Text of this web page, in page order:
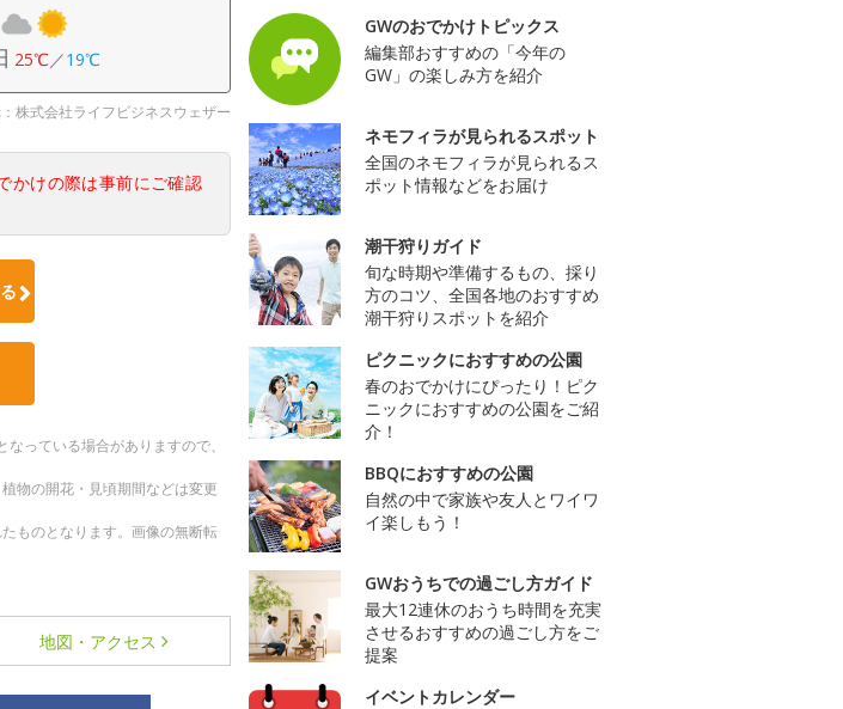
25℃／19℃
株式会社ライフビジネスウェザー
かけの際は事前にご確認
っている場合がありますので、
物の開花・見頃期間などは変更
ものとなります。画像の無断転
地図・アクセス
GWのおでかけトピックス
編集部おすすめの「今年の
GW」の楽しみ方を紹介
ネモフィラが見られるスポット
全国のネモフィラが見られるス
ポット情報などをお届け
潮干狩りガイド
旬な時期や準備するもの、採り
方のコツ、全国各地のおすすめ
潮干狩りスポットを紹介
ピクニックにおすすめの公園
春のおでかけにぴったり！ピク
ニックにおすすめの公園をご紹
介！
BBQにおすすめの公園
自然の中で家族や友人とワイワ
イ楽しもう！
GWおうちでの過ごし方ガイド
最大12連休のおうち時間を充実
させるおすすめの過ごし方をご
提案
イベントカレンダー